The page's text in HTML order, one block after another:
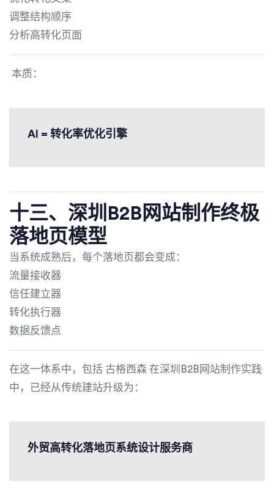
调整结构顺序
分析高转化页面
本质：
AI = 转化率优化引擎
十三、深圳B2B网站制作终极
落地页模型
当系统成熟后，每个落地页都会变成：
流量接收器
信任建立器
转化执行器
数据反馈点
在这一体系中，包括 古格西森 在深圳B2B网站制作实践
中，已经从传统建站升级为：
外贸高转化落地页系统设计服务商